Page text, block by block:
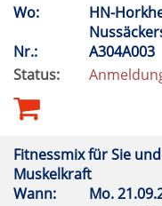
Wo:
HN-
Nr.:
A304A003
Status:
Fitnessmix für Sie
Muskelkraft
Wann:
Mo.